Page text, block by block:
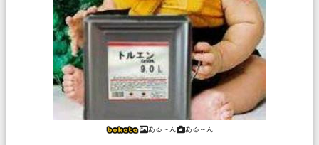
ある～ん ある～ん